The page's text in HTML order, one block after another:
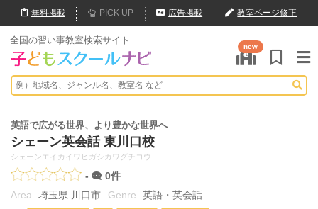
無料掲載 PICK UP 広告掲載 教室ページ修正
全国の習い事教室検索サイト
new
英語で広がる世界、より豊かな世界へ
シェーン英会話 東川口校
シェーンエイカイワヒガシカワグチコウ
-
0件
埼玉県 川口市
英語・英会話